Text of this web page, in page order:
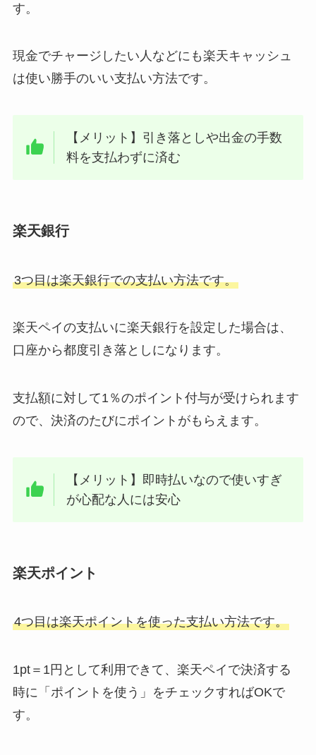
す。
現金でチャージしたい人などにも楽天キャッシュ
は使い勝手のいい支払い方法です。
【メリット】引き落としや出金の手数
料を支払わずに済む
楽天銀行
3つ目は楽天銀行での支払い方法です。
楽天ペイの支払いに楽天銀行を設定した場合は、
口座から都度引き落としになります。
支払額に対して1％のポイント付与が受けられます
ので、決済のたびにポイントがもらえます。
【メリット】即時払いなので使いすぎ
が心配な人には安心
楽天ポイント
4つ目は楽天ポイントを使った支払い方法です。
1pt＝1円として利用できて、楽天ペイで決済する
時に「ポイントを使う」をチェックすればOKで
す。